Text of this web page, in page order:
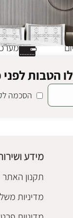
הטבות
הסכמה
מידע
תקנון האתר
מדיניות